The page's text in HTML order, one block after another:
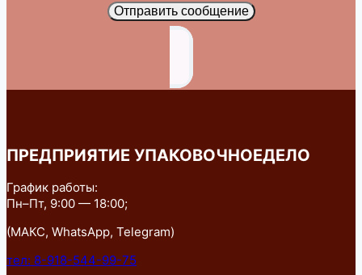
Отправить сообщение
ПРЕДПРИЯТИЕ УПАКОВОЧНОЕДЕЛО
График работы:
Пн–Пт, 9:00 — 18:00;
(МАКС, WhatsApp, Telegram)
тел: 8-918-544-99-75